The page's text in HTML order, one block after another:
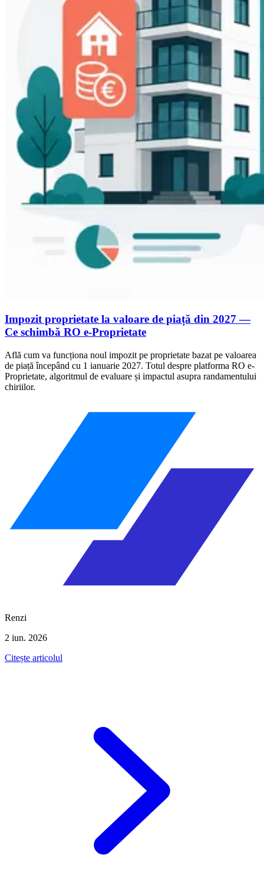
Impozit proprietate la valoare de piață din 2027 —
Ce schimbă RO e-Proprietate
Află cum va funcționa noul impozit pe proprietate bazat pe valoarea
de piață începând cu 1 ianuarie 2027. Totul despre platforma RO e-
Proprietate, algoritmul de evaluare și impactul asupra randamentului
chiriilor.
Renzi
2 iun. 2026
Citește articolul